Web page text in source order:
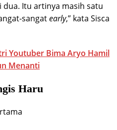
dua. Itu artinya masih satu
sangatearly,” kata Sisca
Youtuber Bima Aryo Hamil
Menanti
Haru